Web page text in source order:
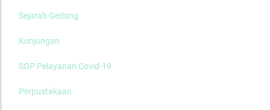
Sejarah Gedung
Kunjungan
SOP Pelayanan Covid-19
Perpustakaan